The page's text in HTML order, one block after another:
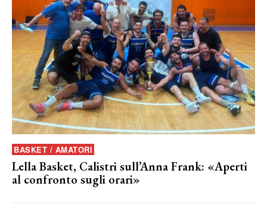
BASKET / AMATORI
Lella Basket, Calistri sull’Anna Frank: «Aperti
al confronto sugli orari»